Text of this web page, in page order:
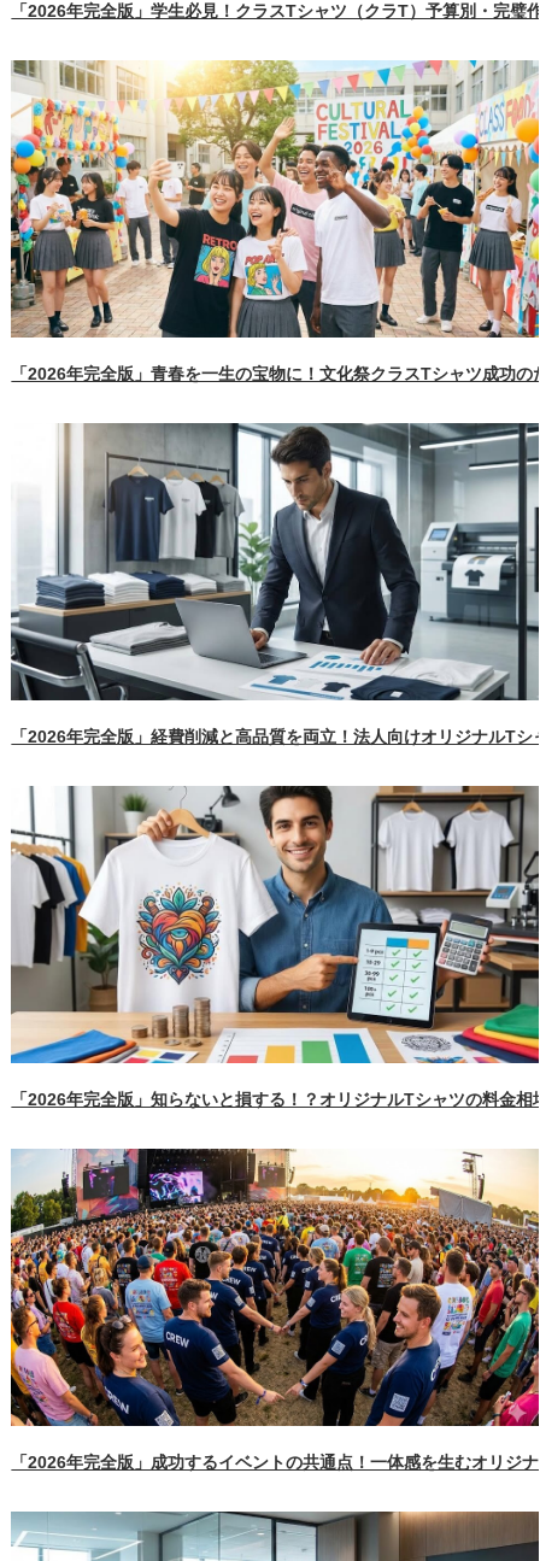
「2026年完全版」学生必見！クラスTシャツ（クラT）予算別・完璧
「2026年完全版」青春を一生の宝物に！文化祭クラスTシャツ成功
「2026年完全版」経費削減と高品質を両立！法人向けオリジナルT
「2026年完全版」知らないと損する！？オリジナルTシャツの料金
「2026年完全版」成功するイベントの共通点！一体感を生むオリジ